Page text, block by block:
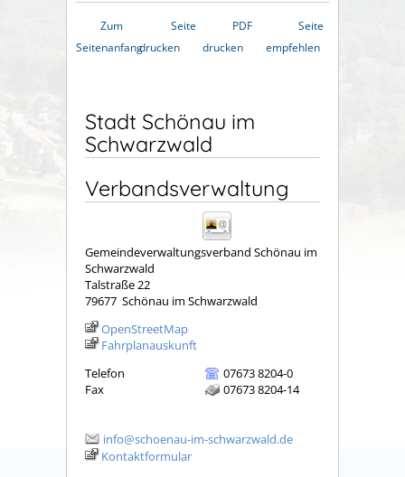
Zum
Seitenanfang
Seite
drucken
PDF
drucken
Seite
empfehlen
Stadt Schönau im
Schwarzwald
Verbandsverwaltung
Gemeindeverwaltungsverband Schönau im
Schwarzwald
Talstraße 22
79677 Schönau im Schwarzwald
OpenStreetMap
Fahrplanauskunft
Telefon
07673 8204-0
Fax
07673 8204-14
info@schoenau-im-schwarzwald.de
Kontaktformular